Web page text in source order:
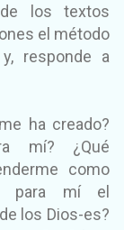
los textos
el método
responde a
ha creado?
mí? ¿Qué
como
para mí el
los Dios-es?